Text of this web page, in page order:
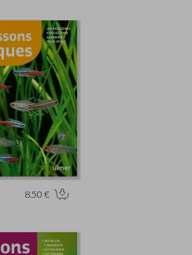
8.50 €